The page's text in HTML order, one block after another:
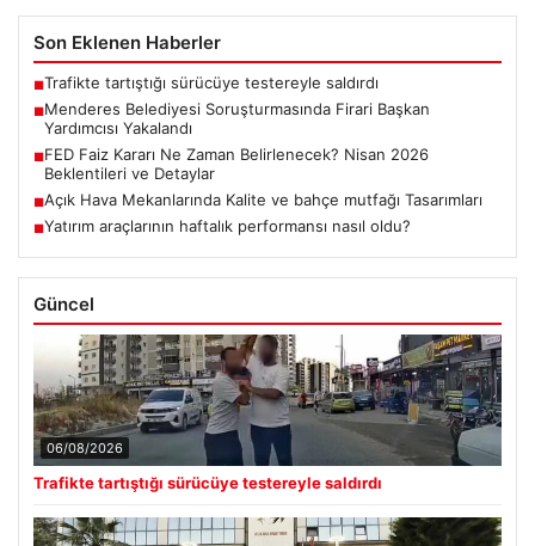
Son Eklenen Haberler
■Trafikte tartıştığı sürücüye testereyle saldırdı
■Menderes Belediyesi Soruşturmasında Firari Başkan
Yardımcısı Yakalandı
■FED Faiz Kararı Ne Zaman Belirlenecek? Nisan 2026
Beklentileri ve Detaylar
■Açık Hava Mekanlarında Kalite ve bahçe mutfağı Tasarımları
■Yatırım araçlarının haftalık performansı nasıl oldu?
Güncel
06/08/2026
Trafikte tartıştığı sürücüye testereyle saldırdı